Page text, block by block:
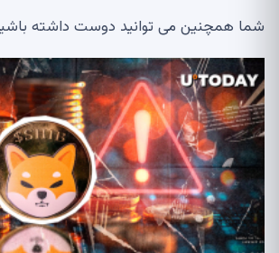
شما همچنین می توانید دوست داشته